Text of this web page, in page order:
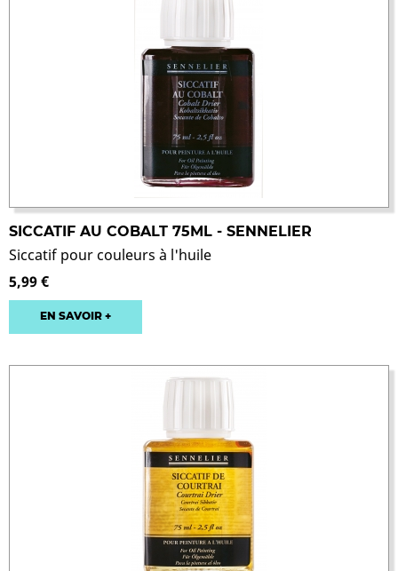
SICCATIF AU COBALT 75ML - SENNELIER
Siccatif pour couleurs à l'huile
5,99 €
EN SAVOIR +